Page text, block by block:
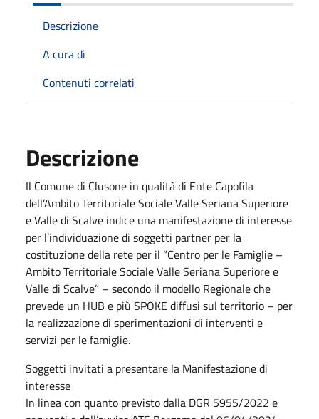
Descrizione
A cura di
Contenuti correlati
Descrizione
Il Comune di Clusone in qualità di Ente Capofila
dell’Ambito Territoriale Sociale Valle Seriana Superiore
e Valle di Scalve indice una manifestazione di interesse
per l’individuazione di soggetti partner per la
costituzione della rete per il “Centro per le Famiglie –
Ambito Territoriale Sociale Valle Seriana Superiore e
Valle di Scalve” – secondo il modello Regionale che
prevede un HUB e più SPOKE diffusi sul territorio – per
la realizzazione di sperimentazioni di interventi e
servizi per le famiglie.
Soggetti invitati a presentare la Manifestazione di
interesse
In linea con quanto previsto dalla DGR 5955/2022 e